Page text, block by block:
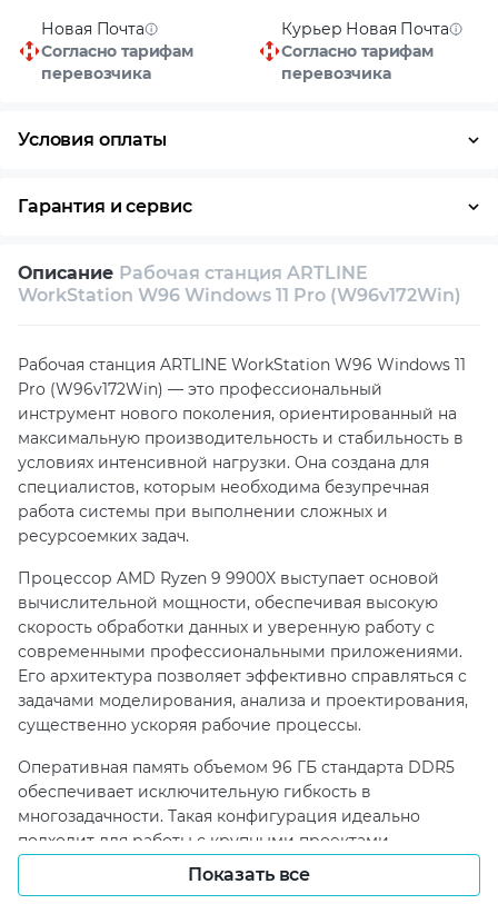
Новая Почта
Согласно тарифам
перевозчика
Курьер Новая Почта
Согласно тарифам
перевозчика
Условия оплаты
Гарантия и сервис
Возврат и обмен в течение 14 дней
Техническая поддержка Консультация
Описание Рабочая станция ARTLINE
WorkStation W96 Windows 11 Pro (W96v172Win)
Рабочая станция ARTLINE WorkStation W96 Windows 11
Pro (W96v172Win) — это профессиональный
инструмент нового поколения, ориентированный на
максимальную производительность и стабильность в
условиях интенсивной нагрузки. Она создана для
специалистов, которым необходима безупречная
работа системы при выполнении сложных и
ресурсоемких задач.
Процессор AMD Ryzen 9 9900X выступает основой
вычислительной мощности, обеспечивая высокую
скорость обработки данных и уверенную работу с
современными профессиональными приложениями.
Его архитектура позволяет эффективно справляться с
задачами моделирования, анализа и проектирования,
существенно ускоряя рабочие процессы.
Оперативная память объемом 96 ГБ стандарта DDR5
обеспечивает исключительную гибкость в
многозадачности. Такая конфигурация идеально
подходит для работы с крупными проектами,
одновременного запуска нескольких сложных
программ и обработки больших массивов
Показать все